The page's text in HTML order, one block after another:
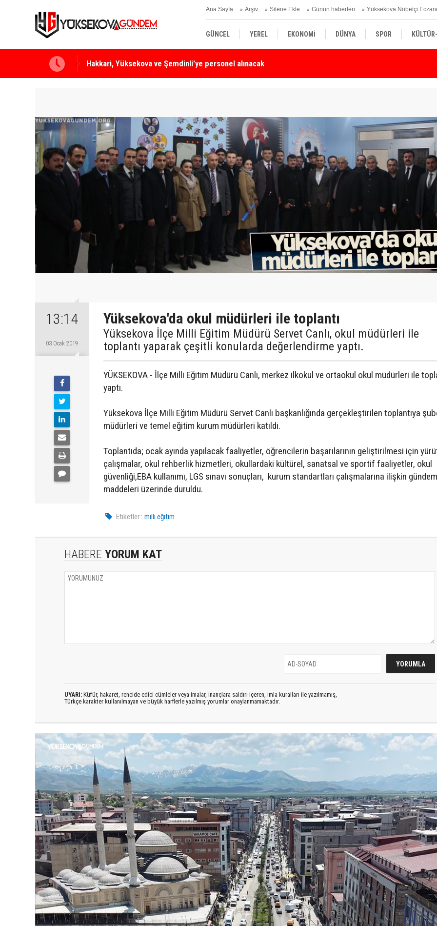
Ana Sayfa Arşiv Sitene Ekle Günün haberleri Yüksekova Nöbetçi
GÜNCEL YEREL EKONOMİ DÜNYA SPOR
SİYASET TEKNOLOJİ
Yüksekova Ziraat Odası'ndan Yangınlara Karşı Duyarlılık Çağrısı
13:14
03 Ocak 2019
Yüksekova'da okul müdürleri ile toplantı
Yüksekova İlçe Milli Eğitim Müdürü Servet Canlı, okul müdürleri ile
toplantı yaparak çeşitli konularda değerlendirme yaptı.
YÜKSEKOVA - İlçe Milli Eğitim Müdürü Canlı, merkez ilkokul ve ortaokul okul müdürleri ile
yaptı.
Yüksekova İlçe Milli Eğitim Müdürü Servet Canlı başkanlığında gerçekleştirilen toplantıya
müdürleri ve temel eğitim kurum müdürleri katıldı.
Toplantıda; ocak ayında yapılacak faaliyetler, öğrencilerin başarılarının geliştirilmesi için
çalışmalar, okul rehberlik hizmetleri, okullardaki kültürel, sanatsal ve sportif faaliyetler, okul
güvenliği,EBA kullanımı, LGS sınavı sonuçları, kurum standartları çalışmalarına ilişkin gündem
maddeleri üzerinde duruldu.
Etiketler : milli eğitim
HABERE YORUM KAT
UYARI: Küfür, hakaret, rencide edici cümleler veya imalar, inançlara saldırı içeren, imla kuralları ile yazılmamış,
Türkçe karakter kullanılmayan ve büyük harflerle yazılmış yorumlar onaylanmamaktadır.